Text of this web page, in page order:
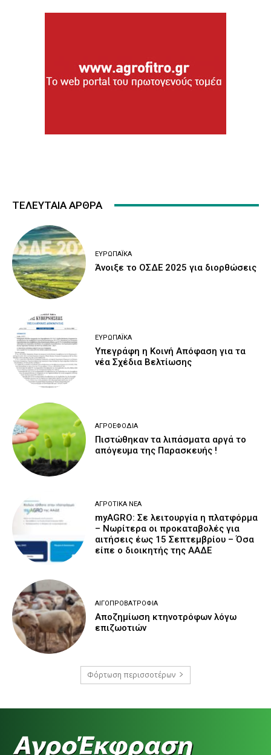
ΤΕΛΕΥΤΑΙΑ ΑΡΘΡΑ
ΕΥΡΩΠΑΪΚΆ
Άνοιξε το ΟΣΔΕ 2025 για διορθώσεις
ΕΥΡΩΠΑΪΚΆ
Υπεγράφη η Κοινή Απόφαση για τα
νέα Σχέδια Βελτίωσης
ΑΓΡΟΕΦΌΔΙΑ
Πιστώθηκαν τα λιπάσματα αργά το
απόγευμα της Παρασκευής !
ΑΓΡΟΤΙΚΆ ΝΈΑ
myAGRO: Σε λειτουργία η πλατφόρμα
– Νωρίτερα οι προκαταβολές για
αιτήσεις έως 15 Σεπτεμβρίου – Όσα
είπε ο διοικητής της ΑΑΔΕ
ΑΙΓΟΠΡΟΒΑΤΡΟΦΊΑ
Αποζημίωση κτηνοτρόφων λόγω
επιζωοτιών
Φόρτωση περισσοτέρων